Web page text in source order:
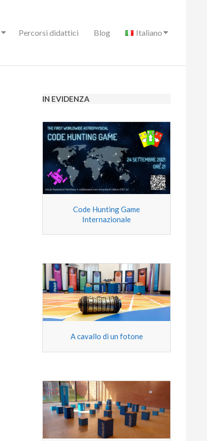
Percorsi didattici Blog Italiano
IN EVIDENZA
Code Hunting Game
Internazionale
A cavallo di un fotone